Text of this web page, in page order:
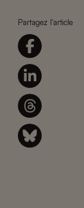
Partagez l'article